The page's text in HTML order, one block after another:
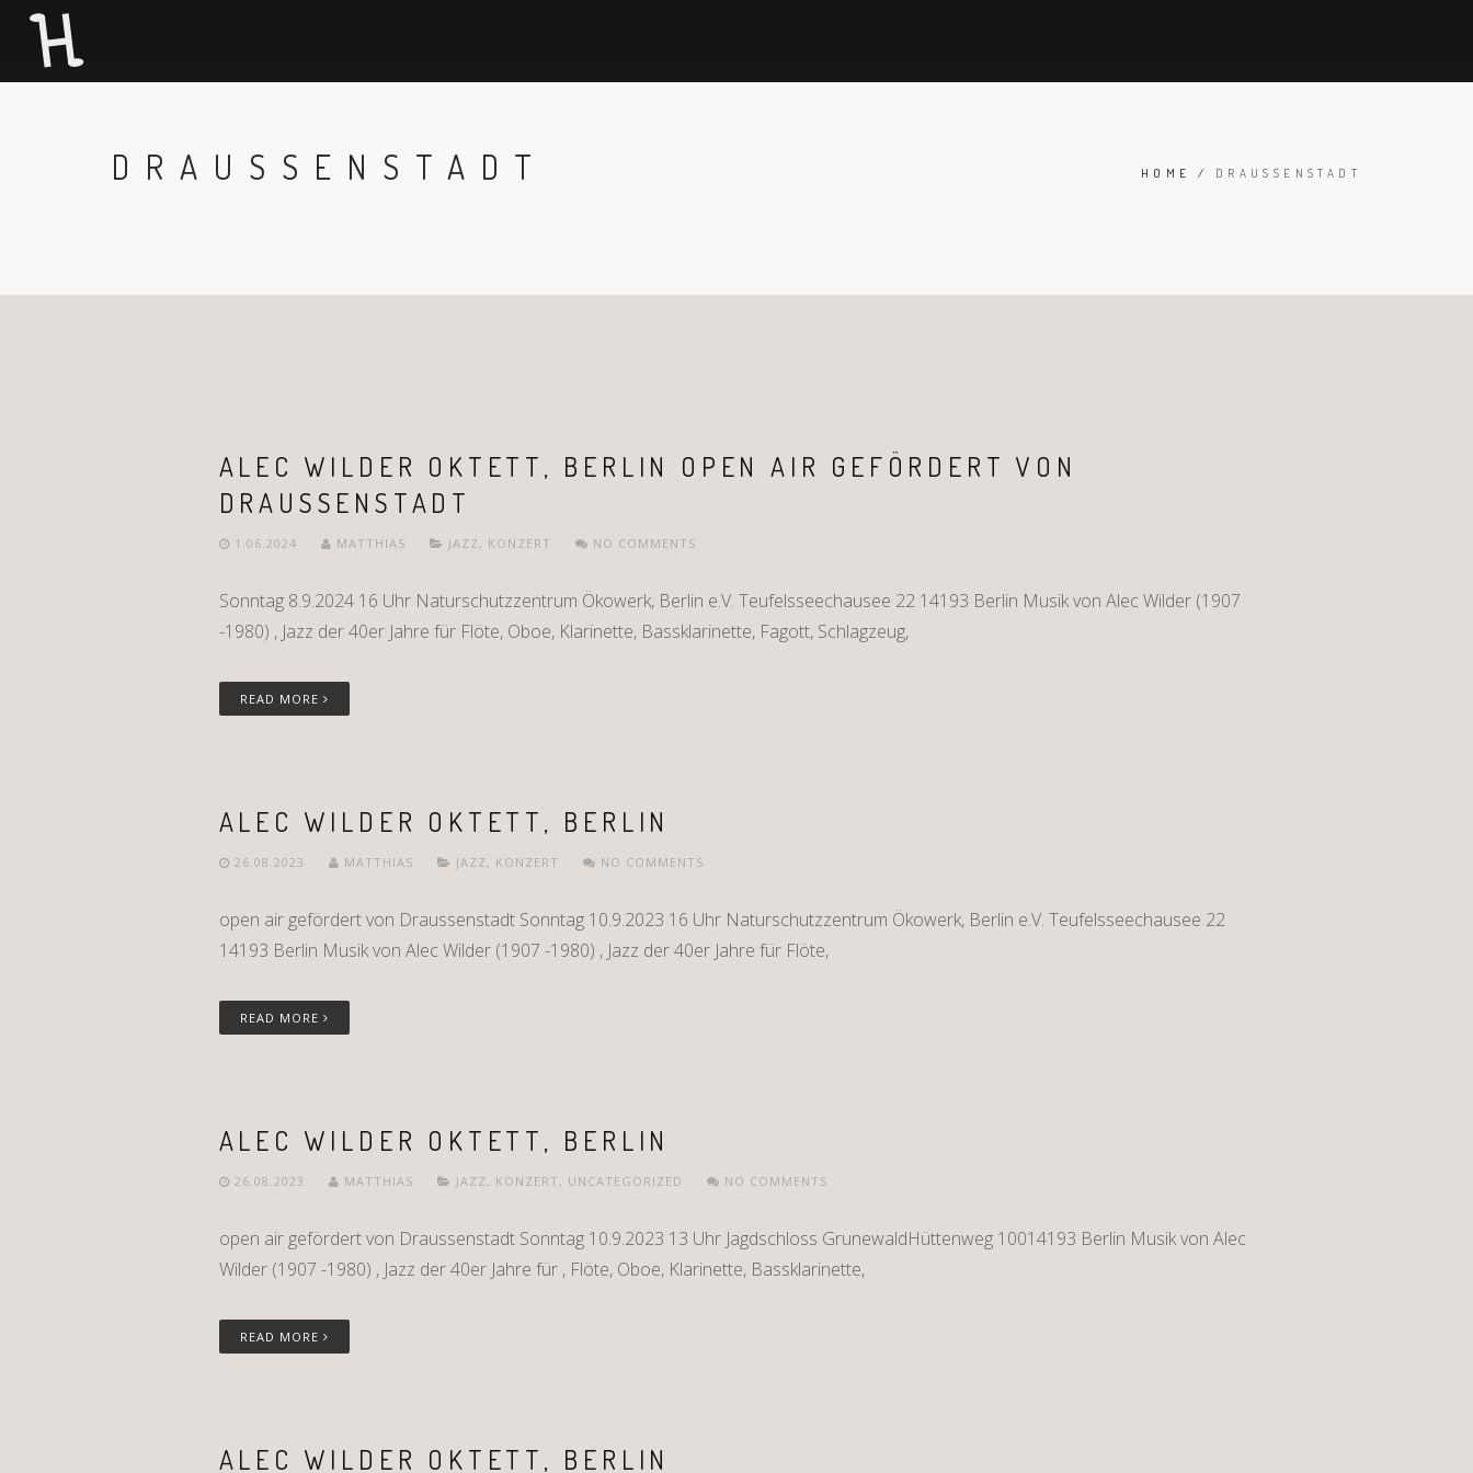
DRAUSSENSTADT HOME / DRAUSSENSTADT
ALEC WILDER OKTETT, BERLIN OPEN AIR GEFÖRDERT VON
DRAUSSENSTADT
1.06.2024 MATTHIAS JAZZ, KONZERT NO COMMENTS
Sonntag 8.9.2024 16 Uhr Naturschutzzentrum Ökowerk, Berlin e.V. Teufelsseechausee 22 14193 Berlin Musik von Alec Wilder (1907
-1980) , Jazz der 40er Jahre für Flöte, Oboe, Klarinette, Bassklarinette, Fagott, Schlagzeug,
READ MORE
ALEC WILDER OKTETT, BERLIN
26.08.2023 MATTHIAS JAZZ, KONZERT NO COMMENTS
open air gefördert von Draussenstadt Sonntag 10.9.2023 16 Uhr Naturschutzzentrum Ökowerk, Berlin e.V. Teufelsseechausee 22
14193 Berlin Musik von Alec Wilder (1907 -1980) , Jazz der 40er Jahre für Flöte,
READ MORE
ALEC WILDER OKTETT, BERLIN
26.08.2023 MATTHIAS JAZZ, KONZERT , UNCATEGORIZED NO COMMENTS
open air gefördert von Draussenstadt Sonntag 10.9.2023 13 Uhr Jagdschloss GrunewaldHüttenweg 10014193 Berlin Musik von Alec
Wilder (1907 -1980) , Jazz der 40er Jahre für , Flöte, Oboe, Klarinette, Bassklarinette,
READ MORE
ALEC WILDER OKTETT, BERLIN